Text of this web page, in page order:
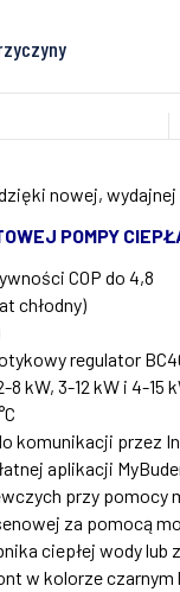
nowej,
POMPY
COP do 4,8
chłodny)
regulator
kW, 3-12 kW i 4-15
komunikacji przez
aplikacji
przy pomocy
za pomocą
ciepłej wody
w kolorze